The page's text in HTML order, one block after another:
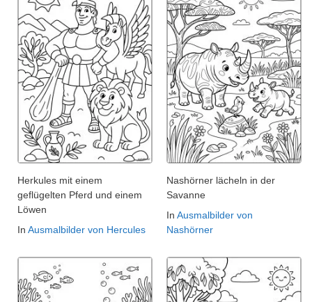
Herkules mit einem
geflügelten Pferd und einem
Löwen
In Ausmalbilder von Hercules
Nashörner lächeln in der
Savanne
In Ausmalbilder von
Nashörner